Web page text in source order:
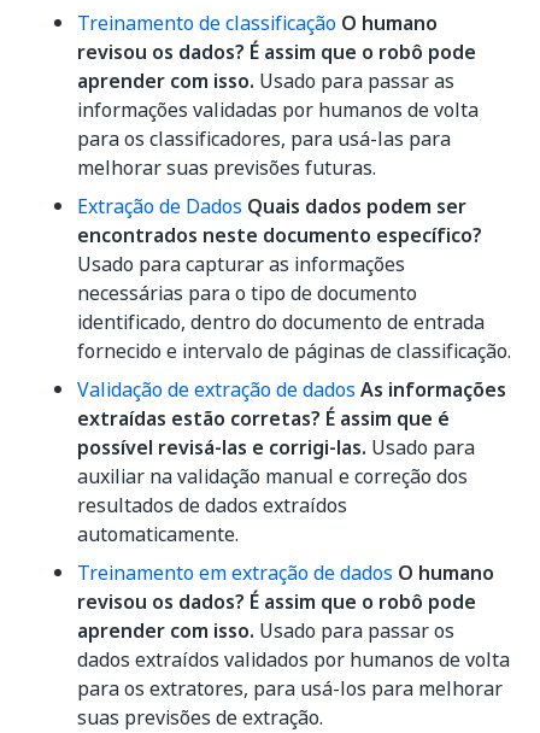
Treinamento de classificação O humano
revisou os dados? É assim que o robô pode
aprender com isso. Usado para passar as
informações validadas por humanos de volta
para os classificadores, para usá-las para
melhorar suas previsões futuras.
Extração de Dados Quais dados podem ser
encontrados neste documento específico?
Usado para capturar as informações
necessárias para o tipo de documento
identificado, dentro do documento de entrada
fornecido e intervalo de páginas de classificação.
Validação de extração de dados As informações
extraídas estão corretas? É assim que é
possível revisá-las e corrigi-las. Usado para
auxiliar na validação manual e correção dos
resultados de dados extraídos
automaticamente.
Treinamento em extração de dados O humano
revisou os dados? É assim que o robô pode
aprender com isso. Usado para passar os
dados extraídos validados por humanos de volta
para os extratores, para usá-los para melhorar
suas previsões de extração.